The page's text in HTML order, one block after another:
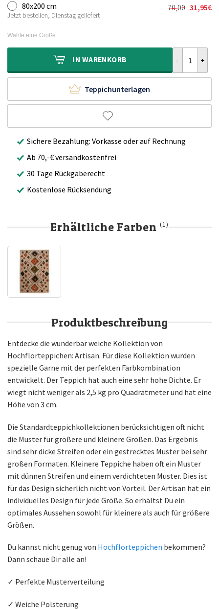
80x200 cm
Jetzt bestellen, Dienstag geliefert
70,00 31,95€
Aktueller
Wähle eine Größe
IN WARENKORB
Teppichunterlagen
Sichere Bezahlung: Vorkasse oder auf Rechnung
Ab 70,-€ versandkostenfrei
30 Tage Rückgaberecht
Kostenlose Rücksendung
Erhältliche Farben(1)
Produktbeschreibung
Entdecke die wunderbar weiche Kollektion von
Hochflorteppichen: Artisan. Für diese Kollektion wurden
spezielle Garne mit der perfekten Farbkombination
entwickelt. Der Teppich hat auch eine sehr hohe Dichte. Er
wiegt nicht weniger als 2,5 kg pro Quadratmeter und hat eine
Höhe von 3 cm.
Die Standardteppichkollektionen berücksichtigen oft nicht
die Muster für größere und kleinere Größen. Das Ergebnis
sind sehr dicke Streifen oder ein gestrecktes Muster bei sehr
großen Formaten. Kleinere Teppiche haben oft ein Muster
mit dünnen Streifen und einem verdichteten Muster. Dies ist
für das Design sicherlich nicht von Vorteil. Der Artisan hat ein
individuelles Design für jede Größe. So erhältst Du ein
optimales Aussehen sowohl für kleinere als auch für größere
Größen.
Du kannst nicht genug von Hochflorteppichen bekommen?
Dann schaue Dir alle an!
✓ Perfekte Musterverteilung
✓ Weiche Polsterung